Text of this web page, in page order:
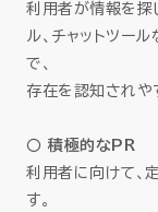
利用者が情報を探
ル、チャットツー
で、
存在を認知されや
○ 積極的なPR
利用者に向けて、
す。